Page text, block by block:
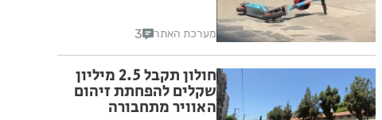
מערכת האתר 3
חולון תקבל 2.5 מיליון
שקלים להפחתת זיהום
האוויר מתחבורה